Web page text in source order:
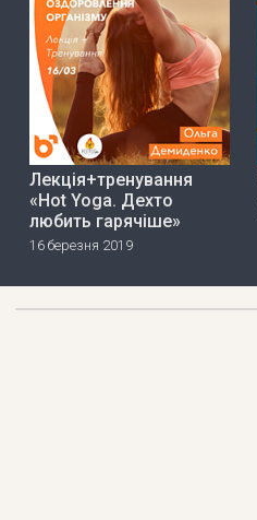
Лекція+тренування
«Hot Yoga. Дехто
любить гарячіше»
16 березня 2019